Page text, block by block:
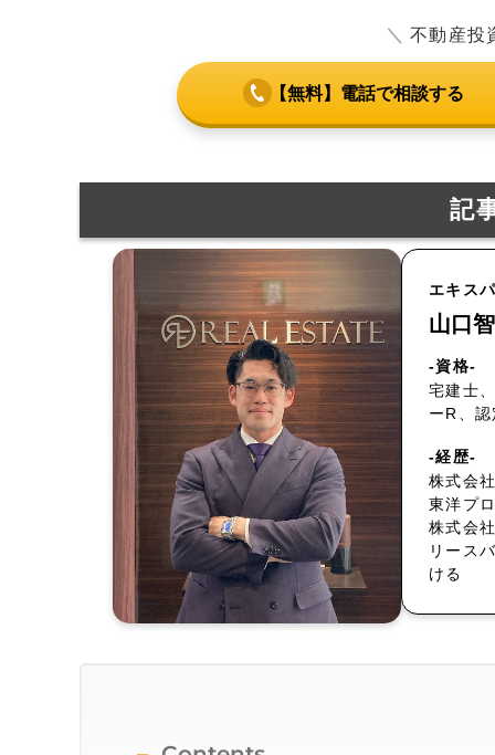
＼ 不動産投
【無料】電話で相談する
記
エキス
山口
-資格-
宅建士
ーR、
-経歴-
株式会
東洋プ
株式会
リース
ける